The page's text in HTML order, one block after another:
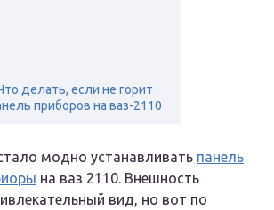
делать, если не горит
приборов на ваз-2110
модно устанавливать панель
на ваз 2110. Внешность
вид, но вот по